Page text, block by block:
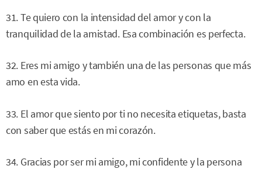
31. Te quiero con la intensidad del amor y con la
tranquilidad de la amistad. Esa combinación es perfecta.
32. Eres mi amigo y también una de las personas que más
amo en esta vida.
33. El amor que siento por ti no necesita etiquetas, basta
con saber que estás en mi corazón.
34. Gracias por ser mi amigo, mi confidente y la persona